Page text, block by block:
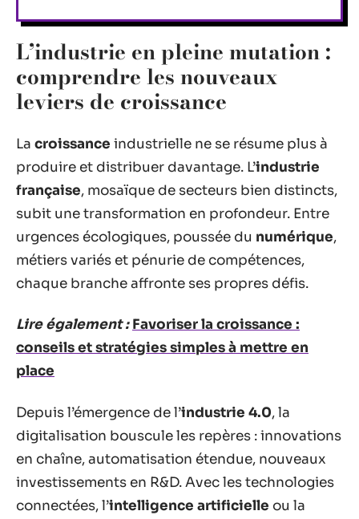
L’industrie en pleine mutation :
comprendre les nouveaux
leviers de croissance
La croissance industrielle ne se résume plus à
produire et distribuer davantage. L’industrie
française, mosaïque de secteurs bien distincts,
subit une transformation en profondeur. Entre
urgences écologiques, poussée du numérique,
métiers variés et pénurie de compétences,
chaque branche affronte ses propres défis.
Lire également : Favoriser la croissance :
conseils et stratégies simples à mettre en
place
Depuis l’émergence de l’industrie 4.0, la
digitalisation bouscule les repères : innovations
en chaîne, automatisation étendue, nouveaux
investissements en R&D. Avec les technologies
connectées, l’intelligence artificielle ou la